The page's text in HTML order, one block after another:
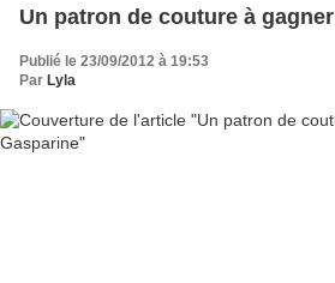
Un patron de couture à
Publié le 23/09/2012 à 19:53
Par Lyla